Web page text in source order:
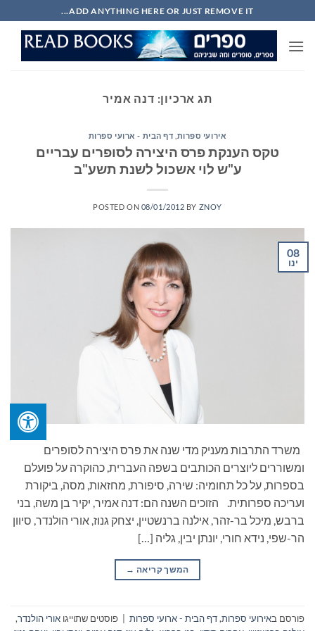
to
content
ADD ANYTHING HERE OR JUST REMOVE IT...
תג ארכיון: דנה אמיר
אירועי ספרות דף הבית - ארועי ספרות
טקס הענקת פרס היצירה לסופרים עבריים
ע"ש לוי אשכול לשנת תשע"ב
POSTED ON 08/01/2012 BY ZNOY
08
ינו
משרד התרבות מעניק מדי שנה את פרס היצירה לסופרים
ומשוררים ליוצרים הכותבים בשפה העברית, כהוקרה על פועלם
בספרות, על כל תחומיה: שירה, סיפורת, מחזאות, מסה, ביקורת
ועריכה ספרותית. הזוכים השנה הם: דנה אמיר, יקיר בן משה, בני
ברבש, מיכל בר-זהר, אילנה ברנשטיין, יצחק גנוז, אורי הולנדר, סיוון
הר-שפי, נידא חורי, יונתן יבין, גליה […]
המשך קריאה →
פורסם באירועי ספרות,דף הבית - ארועי ספרות פוסטים שתוייגו אורי הולנדר,